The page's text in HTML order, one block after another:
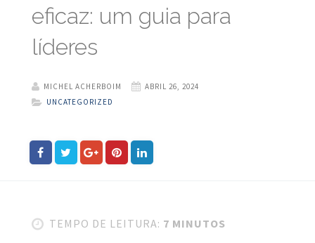
eficaz: um guia para
líderes
MICHEL ACHERBOIM
ABRIL 26, 2024
UNCATEGORIZED
TEMPO DE LEITURA: 7 MINUTOS